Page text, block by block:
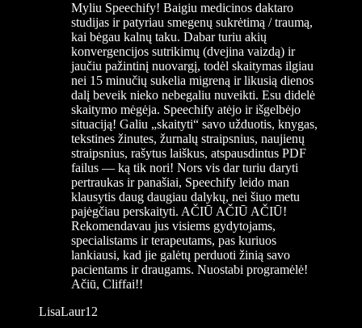
Myliu Speechify! Baigiu medicinos daktaro
studijas ir patyriau smegenų sukrėtimą / traumą,
kai bėgau kalnų taku. Dabar turiu akių
konvergencijos sutrikimų (dvejina vaizdą) ir
jaučiu pažintinį nuovargį, todėl skaitymas ilgiau
nei 15 minučių sukelia migreną ir likusią dienos
dalį beveik nieko nebegaliu nuveikti. Esu didelė
skaitymo mėgėja. Speechify atėjo ir išgelbėjo
situaciją! Galiu „skaityti“ savo užduotis, knygas,
tekstines žinutes, žurnalų straipsnius, naujienų
straipsnius, rašytus laiškus, atspausdintus PDF
failus — ką tik nori! Nors vis dar turiu daryti
pertraukas ir panašiai, Speechify leido man
klausytis daug daugiau dalykų, nei šiuo metu
pajėgčiau perskaityti. AČIŪ AČIŪ AČIŪ!
Rekomendavau jus visiems gydytojams,
specialistams ir terapeutams, pas kuriuos
lankiausi, kad jie galėtų perduoti žinią savo
pacientams ir draugams. Nuostabi programėlė!
Ačiū, Cliffai!!
LisaLaur12